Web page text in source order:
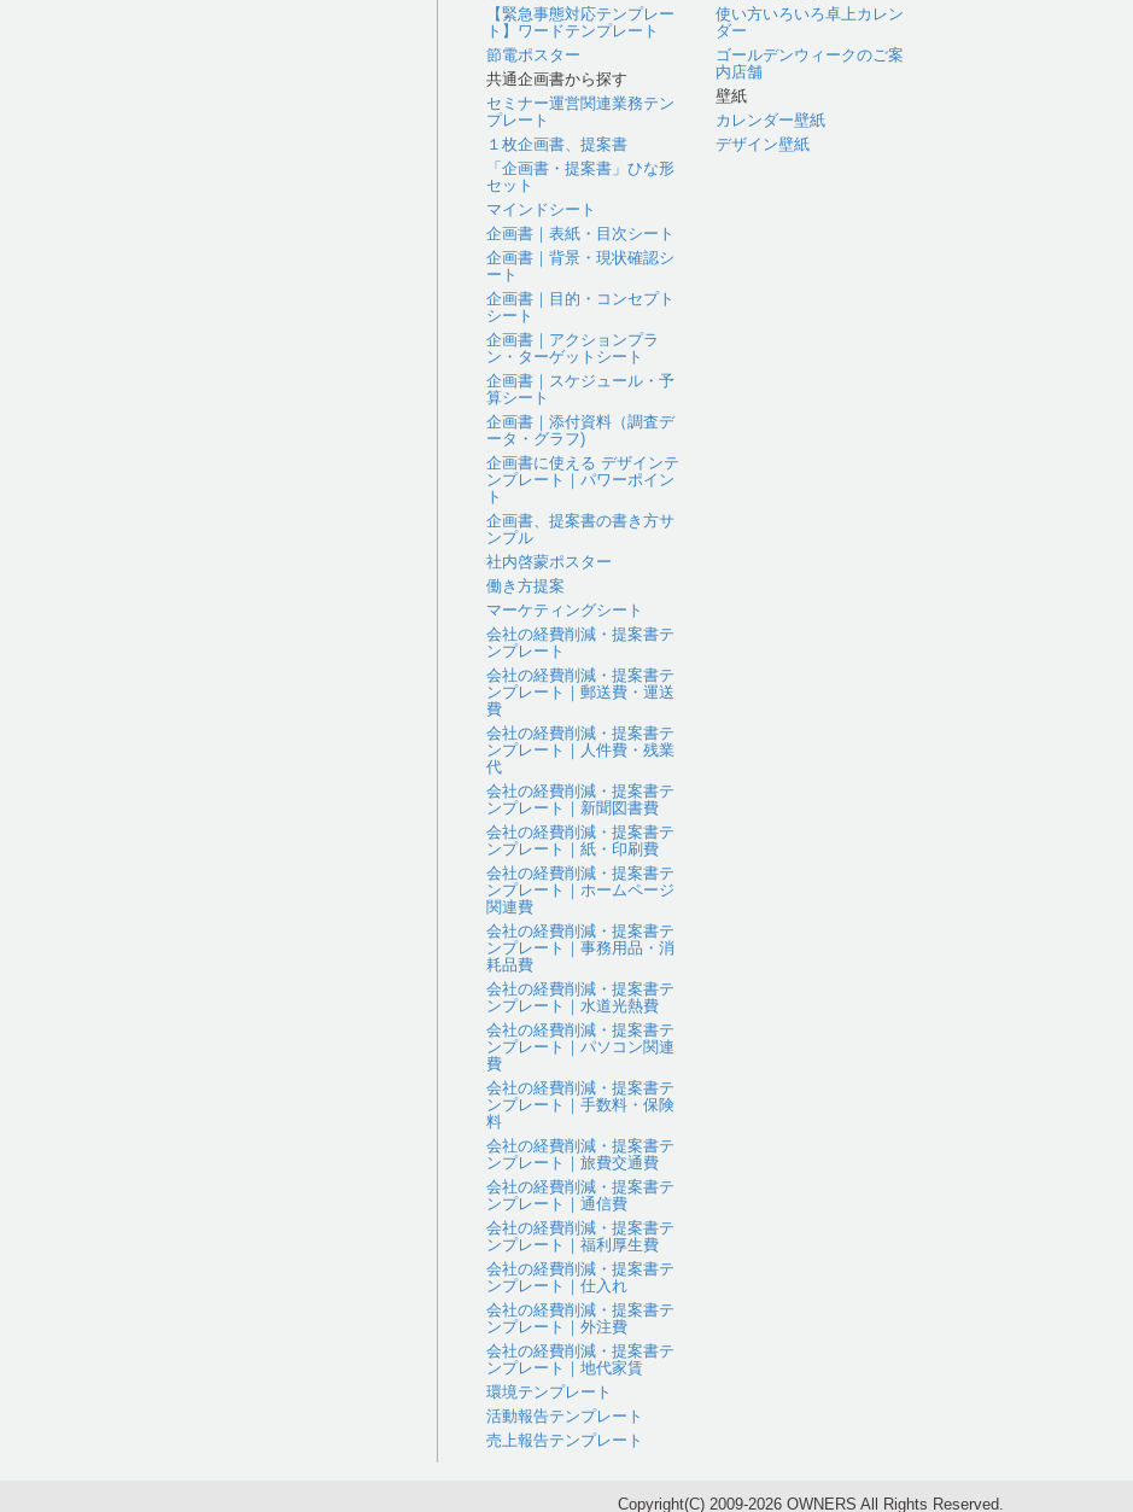
【緊急事態対応テンプレー
ト】ワードテンプレート
節電ポスター
共通企画書から探す
セミナー運営関連業務テン
プレート
１枚企画書、提案書
「企画書・提案書」ひな形
セット
マインドシート
企画書｜表紙・目次シート
企画書｜背景・現状確認シ
ート
企画書｜目的・コンセプト
シート
企画書｜アクションプラ
ン・ターゲットシート
企画書｜スケジュール・予
算シート
企画書｜添付資料（調査デ
ータ・グラフ)
企画書に使える デザインテ
ンプレート｜パワーポイン
ト
企画書、提案書の書き方サ
ンプル
社内啓蒙ポスター
働き方提案
マーケティングシート
会社の経費削減・提案書テ
ンプレート
会社の経費削減・提案書テ
ンプレート｜郵送費・運送
費
会社の経費削減・提案書テ
ンプレート｜人件費・残業
代
会社の経費削減・提案書テ
ンプレート｜新聞図書費
会社の経費削減・提案書テ
ンプレート｜紙・印刷費
会社の経費削減・提案書テ
ンプレート｜ホームページ
関連費
会社の経費削減・提案書テ
ンプレート｜事務用品・消
耗品費
会社の経費削減・提案書テ
ンプレート｜水道光熱費
会社の経費削減・提案書テ
ンプレート｜パソコン関連
費
会社の経費削減・提案書テ
ンプレート｜手数料・保険
料
会社の経費削減・提案書テ
ンプレート｜旅費交通費
会社の経費削減・提案書テ
ンプレート｜通信費
会社の経費削減・提案書テ
ンプレート｜福利厚生費
会社の経費削減・提案書テ
ンプレート｜仕入れ
会社の経費削減・提案書テ
ンプレート｜外注費
会社の経費削減・提案書テ
ンプレート｜地代家賃
環境テンプレート
活動報告テンプレート
売上報告テンプレート
使い方いろいろ卓上カレン
ダー
ゴールデンウィークのご案
内店舗
壁紙
カレンダー壁紙
デザイン壁紙
Copyright(C) 2009-2026 OWNERS All Rights Reserved.